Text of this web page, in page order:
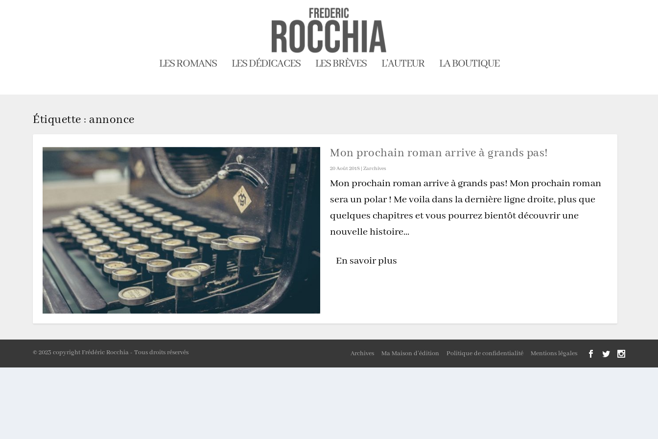
LES ROMANS LES DÉDICACES LES BRÈVES L’AUTEUR LA BOUTIQUE
Étiquette : annonce
Mon prochain roman arrive à grands pas!
20 Août 2018 | Zarchives
Mon prochain roman arrive à grands pas! Mon prochain roman
sera un polar ! Me voila dans la dernière ligne droite, plus que
quelques chapitres et vous pourrez bientôt découvrir une
nouvelle histoire...
En savoir plus
© 2023 copyright Frédéric Rocchia - Tous droits réservés Archives Ma Maison d’édition Politique de confidentialité Mentions légales